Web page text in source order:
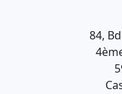
84,